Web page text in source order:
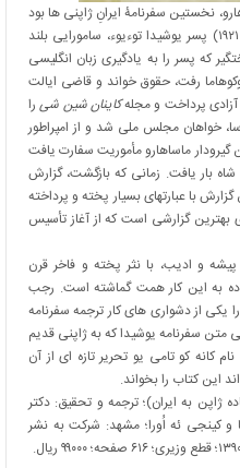
نخستین سفرنامۀ ایرانِ ژاپنی ها بود
که به فارسی ترجمه شد. یوشیدا (۱۸۵۲ تا ۱۹۲۱) پسر یوشیدا توءیوء، سامورایی بلند
که پسر را به یادگیری زبان انگلیسی
رفت، حقوق خواند و قاضی ایالت
پرداخت و مجلهکاینان شین شی را
لیبرال در توسا، خواهان مجلس ملی شد و از امپراطور
ماساهارو مأموریت سفارت یافت
بار یافت. زمانی که بازگشت، گزارش
با عبارتهای بسیار پخته و پرداخته
بهترین گزارشی است که از آغاز تأسیس
و ادیب، با نثر پخته و فاخر قرن
به این کار همت گماشته است. رجب
یکی از دشواری های کار ترجمه سفرنامه
سفرنامه یوشیدا که به ژاپنی قدیم
کانه کو تامی یو تحریر تازه ای از آن
این کتاب را بخواند.
ژاپن به ایران)؛ ترجمه و تحقیق: دکتر
کینجی ئه اُورا؛ مشهد: شرکت به نشر